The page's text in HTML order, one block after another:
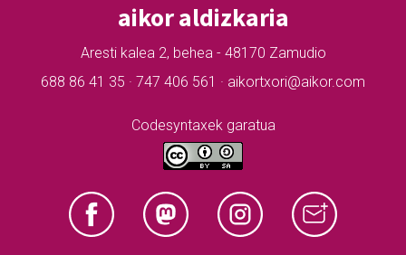
aikor aldizkaria
Aresti kalea 2, behea - 48170 Zamudio
688 86 41 35 · 747 406 561 · aikortxori@aikor.com
Codesyntaxek garatua